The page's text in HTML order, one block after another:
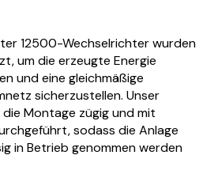
12500-Wechselrichter wurden
um die erzeugte Energie
und eine gleichmäßige
sicherzustellen. Unser
Montage zügig und mit
sodass die Anlage
in Betrieb genommen werden